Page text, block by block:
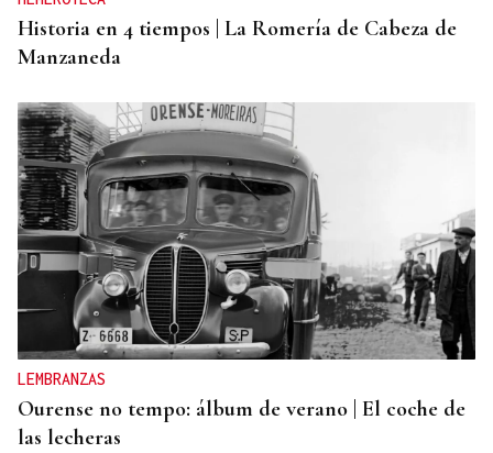
Historia en 4 tiempos | La Romería de Cabeza de
Manzaneda
LEMBRANZAS
Ourense no tempo: álbum de verano | El coche de
las lecheras